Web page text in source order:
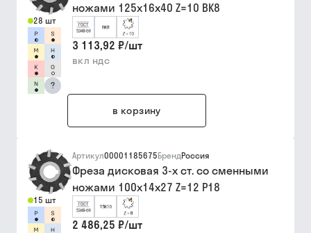
28 шт
?
ножами 125х16х40 Z=10 ВК8
3 113,92 ₽/шт
вкл ндс
в корзину
15 шт
Артикул00001185675БрендРоссия
Фреза дисковая 3-х ст. со сменными
ножами 100х14х27 Z=12 Р18
2 486,25 ₽/шт